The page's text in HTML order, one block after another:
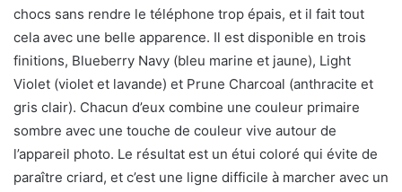
chocs sans rendre le téléphone trop épais, et il fait tout
cela avec une belle apparence. Il est disponible en trois
finitions, Blueberry Navy (bleu marine et jaune), Light
Violet (violet et lavande) et Prune Charcoal (anthracite et
gris clair). Chacun d’eux combine une couleur primaire
sombre avec une touche de couleur vive autour de
l’appareil photo. Le résultat est un étui coloré qui évite de
paraître criard, et c’est une ligne difficile à marcher avec un